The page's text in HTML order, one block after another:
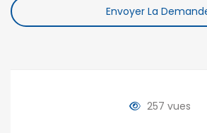
Envoyer La
257 vues